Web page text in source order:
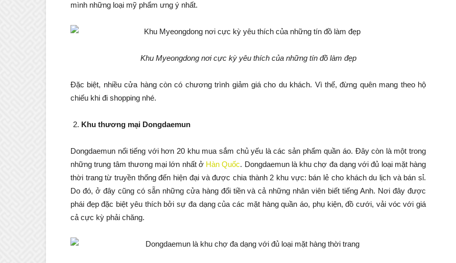
mình những loại mỹ phẩm ưng ý nhất.
Khu Myeongdongnơi cực kỳ yêu thích của những tín đồ làm đẹp
Đặc biệt, nhiều cửa hàng còn có chương trình giảm giá cho du khách. Vì thế, đừng quên mang theo hộ
chiếu khi đi shopping nhé.
Khu thương mại Dongdaemun
Dongdaemun nổi tiếng với hơn 20 khu mua sắm chủ yếu là các sản phẩm quần áo. Đây còn là một trong
những trung tâm thương mại lớn nhất ở Hàn Quốc. Dongdaemun là khu chợ đa dạng với đủ loại mặt hàng
thời trang từ truyền thống đến hiện đại và được chia thành 2 khu vực: bán lẻ cho khách du lịch và bán sỉ.
Do đó, ở đây cũng có sẵn những cửa hàng đổi tiền và cả những nhân viên biết tiếng Anh. Nơi đây được
phái đẹp đặc biệt yêu thích bởi sự đa dạng của các mặt hàng quần áo, phụ kiện, đồ cưới, vải vóc với giá
cả cực kỳ phải chăng.